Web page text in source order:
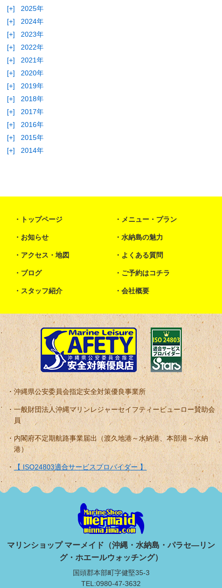
[+]
2025年
[+]
2024年
[+]
2023年
[+]
2022年
[+]
2021年
[+]
2020年
[+]
2019年
[+]
2018年
[+]
2017年
[+]
2016年
[+]
2015年
[+]
2014年
トップページ メニュー・プラン
お知らせ 水納島の魅力
アクセス・地図 よくある質問
ブログ ご予約はコチラ
スタッフ紹介 会社概要
沖縄県公安委員会指定安全対策優良事業所
一般財団法人沖縄マリンレジャーセイフティービューロー賛助会
員
内閣府不定期航路事業届出（渡久地港～水納港、本部港～水納
港）
【 ISO24803適合サービスプロバイダー 】
マリンショップ マーメイド（沖縄・水納島・パラセ―リン
グ・ホエールウォッチング）
国頭郡本部町字健堅35-3
TEL:0980-47-3632